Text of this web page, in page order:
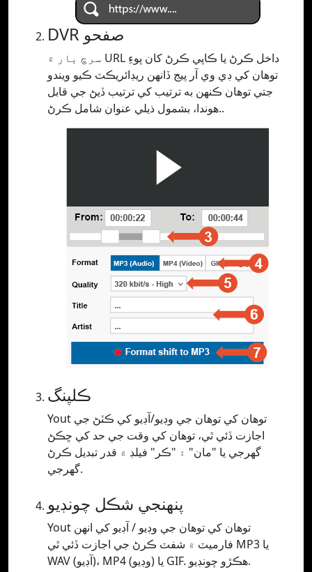
DVR صفحو
سرچ بار ۾ URL داخل ڪرڻ يا ڪاپي ڪرڻ کان پوءِ
توهان کي ڊي وي آر پيج ڏانهن ريڊائريڪٽ ڪيو ويندو
جتي توهان ڪنهن به ترتيب کي ترتيب ڏيڻ جي قابل
هوندا، بشمول ذيلي عنوان شامل ڪرڻ..
ڪلپنگ
Yout توهان کي توهان جي وڊيو/آڊيو کي ڪٽڻ جي
اجازت ڏئي ٿي، توهان کي وقت جي حد کي ڇڪڻ
گهرجي يا "مان" ۽ "ڪر" فيلڊ ۾ قدر تبديل ڪرڻ
گهرجي.
پنھنجي شڪل چونڊيو
Yout توهان کي توهان جي وڊيو / آڊيو کي انهن
فارميٽ ۾ شفٽ ڪرڻ جي اجازت ڏئي ٿي MP3 يا
WAV (آڊيو)، MP4 (وڊيو) يا GIF. ھڪڙو چونڊيو.